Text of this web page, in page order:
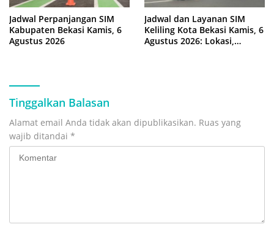
Jadwal Perpanjangan SIM
Kabupaten Bekasi Kamis, 6
Agustus 2026
Jadwal dan Layanan SIM
Keliling Kota Bekasi Kamis, 6
Agustus 2026: Lokasi,
Tinggalkan Balasan
Alamat email Anda tidak akan dipublikasikan. Ruas yang
wajib ditandai *